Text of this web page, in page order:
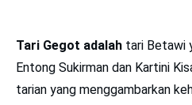
Tari Gegot adalah tari Betawi
Entong Sukirman dan Kartini
tarian yang menggambarkan